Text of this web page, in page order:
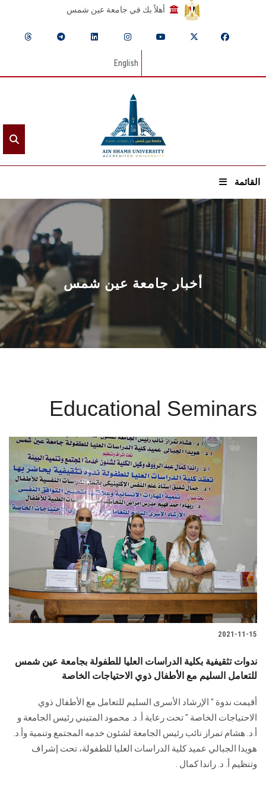
أهلاً بك في جامعة عين شمس
English
القائمة
الرئيسيـة
عن الجامعة
القطاعـات
الشئون الأكاديمية
البحث العلمي
المراكز والوحدات
الأنظمة الذكية
الإعلام
تواصل معنا
هيئة التدريس
الدراسات العليا
الزائـرون
سجل الان
أخبار جامعة عين شمس
Educational Seminars
2021-11-15
ندوات تثقيفية بكلية الدراسات العليا للطفولة بجامعة عين شمس
للتعامل السليم مع الأطفال ذوي الاحتياجات الخاصة
أقيمت ندوة " الإرشاد الأسرى السليم للتعامل مع الأطفال ذوي
الاحتياجات الخاصة " تحت رعاية أ. د. محمود المتيني رئيس الجامعة و
أ.د. هشام تمراز نائب رئيس الجامعة لشئون خدمه المجتمع وتنمية وأ.د.
هويدا الجبالي عميد كلية الدراسات العليا للطفولة، تحت إشراف
وتنظيم أ. د. راندا كمال .